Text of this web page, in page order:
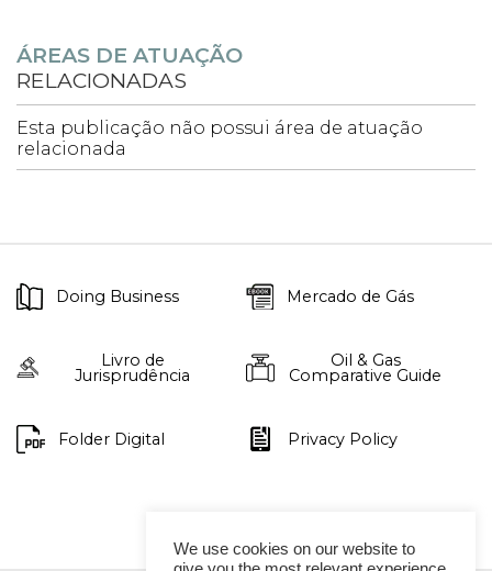
ÁREAS DE ATUAÇÃO
RELACIONADAS
Esta publicação não possui área de atuação
relacionada
Doing Business Mercado de Gás
Livro de
Jurisprudência
Oil & Gas
Comparative Guide
Folder Digital Privacy Policy
We use cookies on our website to